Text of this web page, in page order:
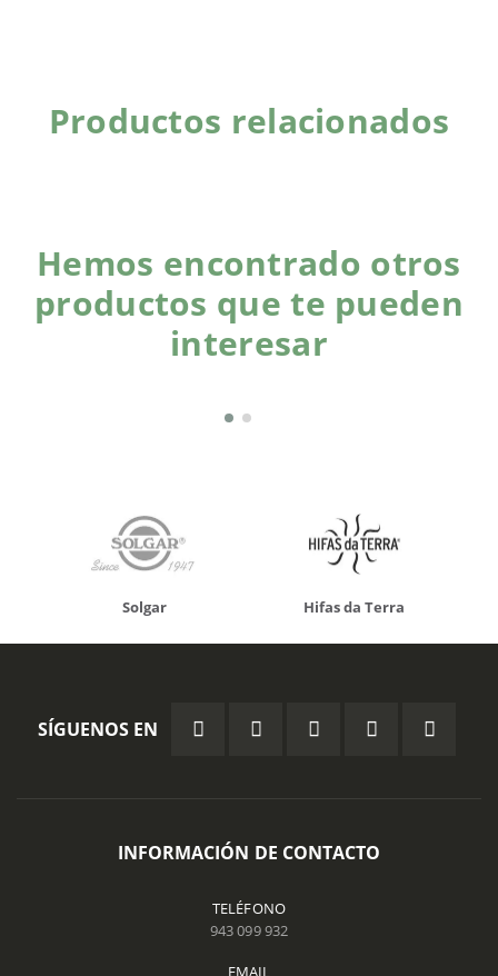
Productos relacionados
Hemos encontrado otros
productos que te pueden
interesar
Solgar Hifas da Terra
SÍGUENOS EN
INFORMACIÓN DE CONTACTO
TELÉFONO
943 099 932
EMAIL